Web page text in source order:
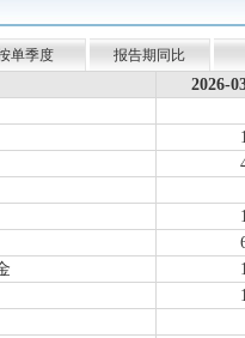
单季度 报告期同比
2026-